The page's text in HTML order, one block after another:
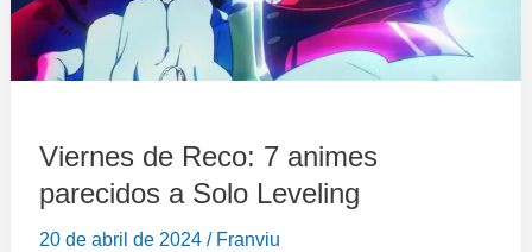
Viernes de Reco: 7 animes
parecidos a Solo Leveling
20 de abril de 2024 / Franviu
Leveling